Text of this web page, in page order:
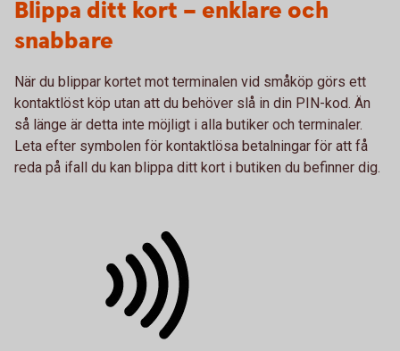
Blippa ditt kort – enklare och
snabbare
När du blippar kortet mot terminalen vid småköp görs ett
kontaktlöst köp utan att du behöver slå in din PIN-kod. Än
så länge är detta inte möjligt i alla butiker och terminaler.
Leta efter symbolen för kontaktlösa betalningar för att få
reda på ifall du kan blippa ditt kort i butiken du befinner dig.